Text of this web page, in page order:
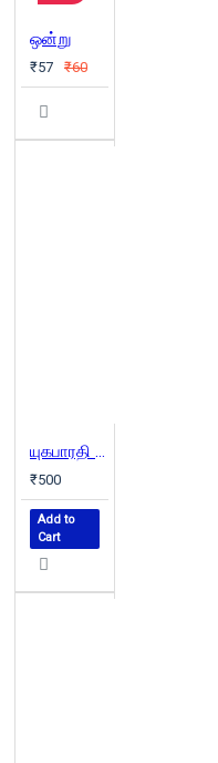
ஒன்று
₹57 ₹60
யுகபாரதி கவிதைகள்
₹500
Add to
Cart